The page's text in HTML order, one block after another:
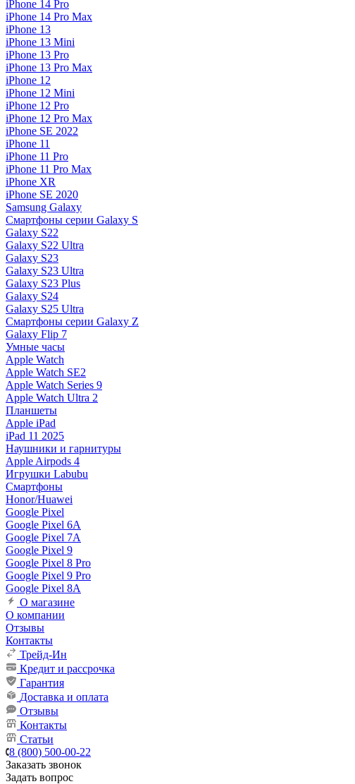
iPhone 14 Pro
iPhone 14 Pro Max
iPhone 13
iPhone 13 Mini
iPhone 13 Pro
iPhone 13 Pro Max
iPhone 12
iPhone 12 Mini
iPhone 12 Pro
iPhone 12 Pro Max
iPhone SE 2022
iPhone 11
iPhone 11 Pro
iPhone 11 Pro Max
iPhone XR
iPhone SE 2020
Samsung Galaxy
Смартфоны серии Galaxy S
Galaxy S22
Galaxy S22 Ultra
Galaxy S23
Galaxy S23 Ultra
Galaxy S23 Plus
Galaxy S24
Galaxy S25 Ultra
Смартфоны серии Galaxy Z
Galaxy Flip 7
Умные часы
Apple Watch
Apple Watch SE2
Apple Watch Series 9
Apple Watch Ultra 2
Планшеты
Apple iPad
iPad 11 2025
Наушники и гарнитуры
Apple Airpods 4
Игрушки Labubu
Смартфоны
Honor/Huawei
Google Pixel
Google Pixel 6A
Google Pixel 7А
Google Pixel 9
Google Pixel 8 Pro
Google Pixel 9 Pro
Google Pixel 8A
О магазине
О компании
Отзывы
Контакты
Трейд-Ин
Кредит и рассрочка
Гарантия
Доставка и оплата
Отзывы
Контакты
Статьи
8 (800) 500-00-22
Заказать звонок
Задать вопрос